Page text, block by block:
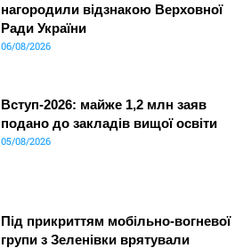
нагородили відзнакою Верховної
Ради України
06/08/2026
Вступ-2026: майже 1,2 млн заяв
подано до закладів вищої освіти
05/08/2026
Під прикриттям мобільно-вогневої
групи з Зеленівки врятували